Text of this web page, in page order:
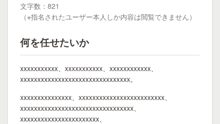
文字数：821
（※指名されたユーザー本人しか内容は閲覧できません）
何を任せたいか
xxxxxxxxxxx、xxxxxxxxxxx、xxxxxxxxxxxx、
xxxxxxxxxxxxxxxxxxxxxxxxxxxxxxxx。
xxxxxxxxxxxxxxx、xxxxxxxxxxxxxxxxxxxxxxxxx、
xxxxxxxxxxxxxxxxxxxxxxxxxxxxxxxxx、
xxxxxxxxxxxxxxxxxxxxxxx、